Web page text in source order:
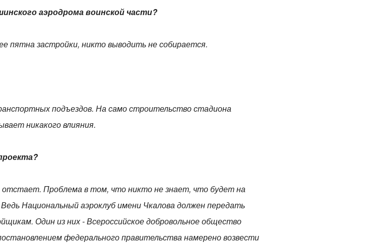
аэродрома воинской части?
пятна застройки, никто выводить не собирается.
подъездов. На само строительство стадиона
никакого влияния.
отстает. Проблема в том, что никто не знает, что будет на
Национальный аэроклуб имени Чкалова должен передать
Один из них - Всероссийское добровольное общество
федерального правительства намерено возвести